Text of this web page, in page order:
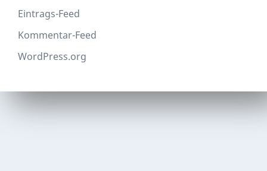
Eintrags-Feed
Kommentar-Feed
WordPress.org